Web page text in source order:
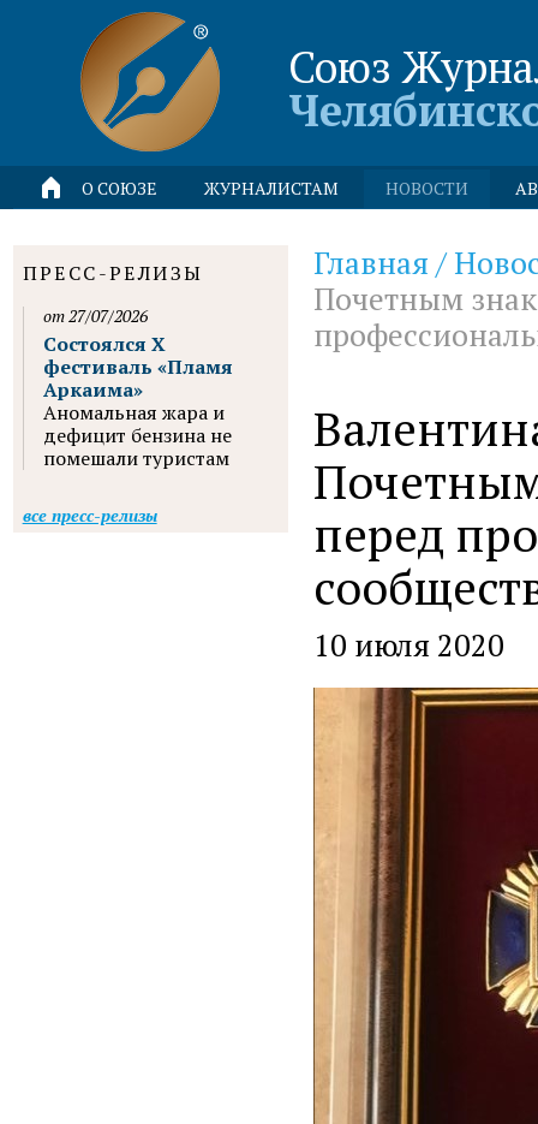
Союз
О СОЮЗЕ ЖУРНАЛИСТАМ НОВОСТИ
Главная /
Почетным
перед
10 июля 2020
ПРЕСС-РЕЛИЗЫ
от 27/07/2026
Состоялся X
фестиваль «Пламя
Аркаима»
Аномальная жара и
дефицит бензина не
помешали туристам
все пресс-релизы